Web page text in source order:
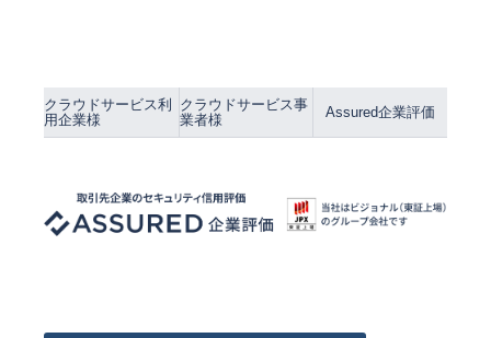
クラウドサービス利
用企業様
クラウドサービス事
業者様
Assured企業評価